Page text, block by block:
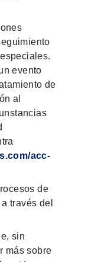
evento
de
al
acc-
de
través del
sin
más sobre